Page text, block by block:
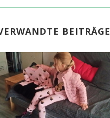
BEITRÄGE